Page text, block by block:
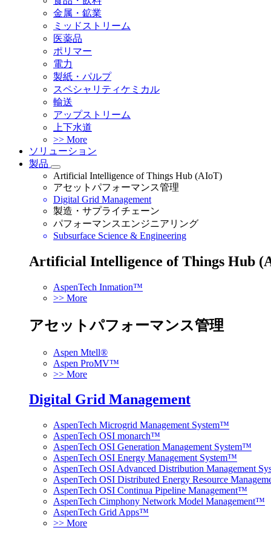
金属・鉱業
ミッドストリーム
医薬品
ポリマー
電力
製紙・パルプ
スペシャリティケミカル
輸送
アップストリーム
上下水道
>> More
ソリューション
製品
Artificial Intelligence of Things Hub (AIoT)
アセットパフォーマンス管理
Digital Grid Management
製造・サプライチェーン
パフォーマンスエンジニアリング
Subsurface Science & Engineering
Artificial Intelligence of Things Hub
AspenTech Inmation™
>> More
アセットパフォーマンス管理
Aspen Mtell®
Aspen ProMV™
>> More
Digital Grid Management
AspenTech Microgrid Management System™
AspenTech OSI monarch™
AspenTech OSI Generation Management System™
AspenTech OSI Energy Management System™
AspenTech OSI Advanced Distribution Management
AspenTech OSI Distributed Energy Resource
AspenTech OSI Continua Pipeline Management™
AspenTech Cimphony Network Model Management™
AspenTech Grid Apps™
>> More